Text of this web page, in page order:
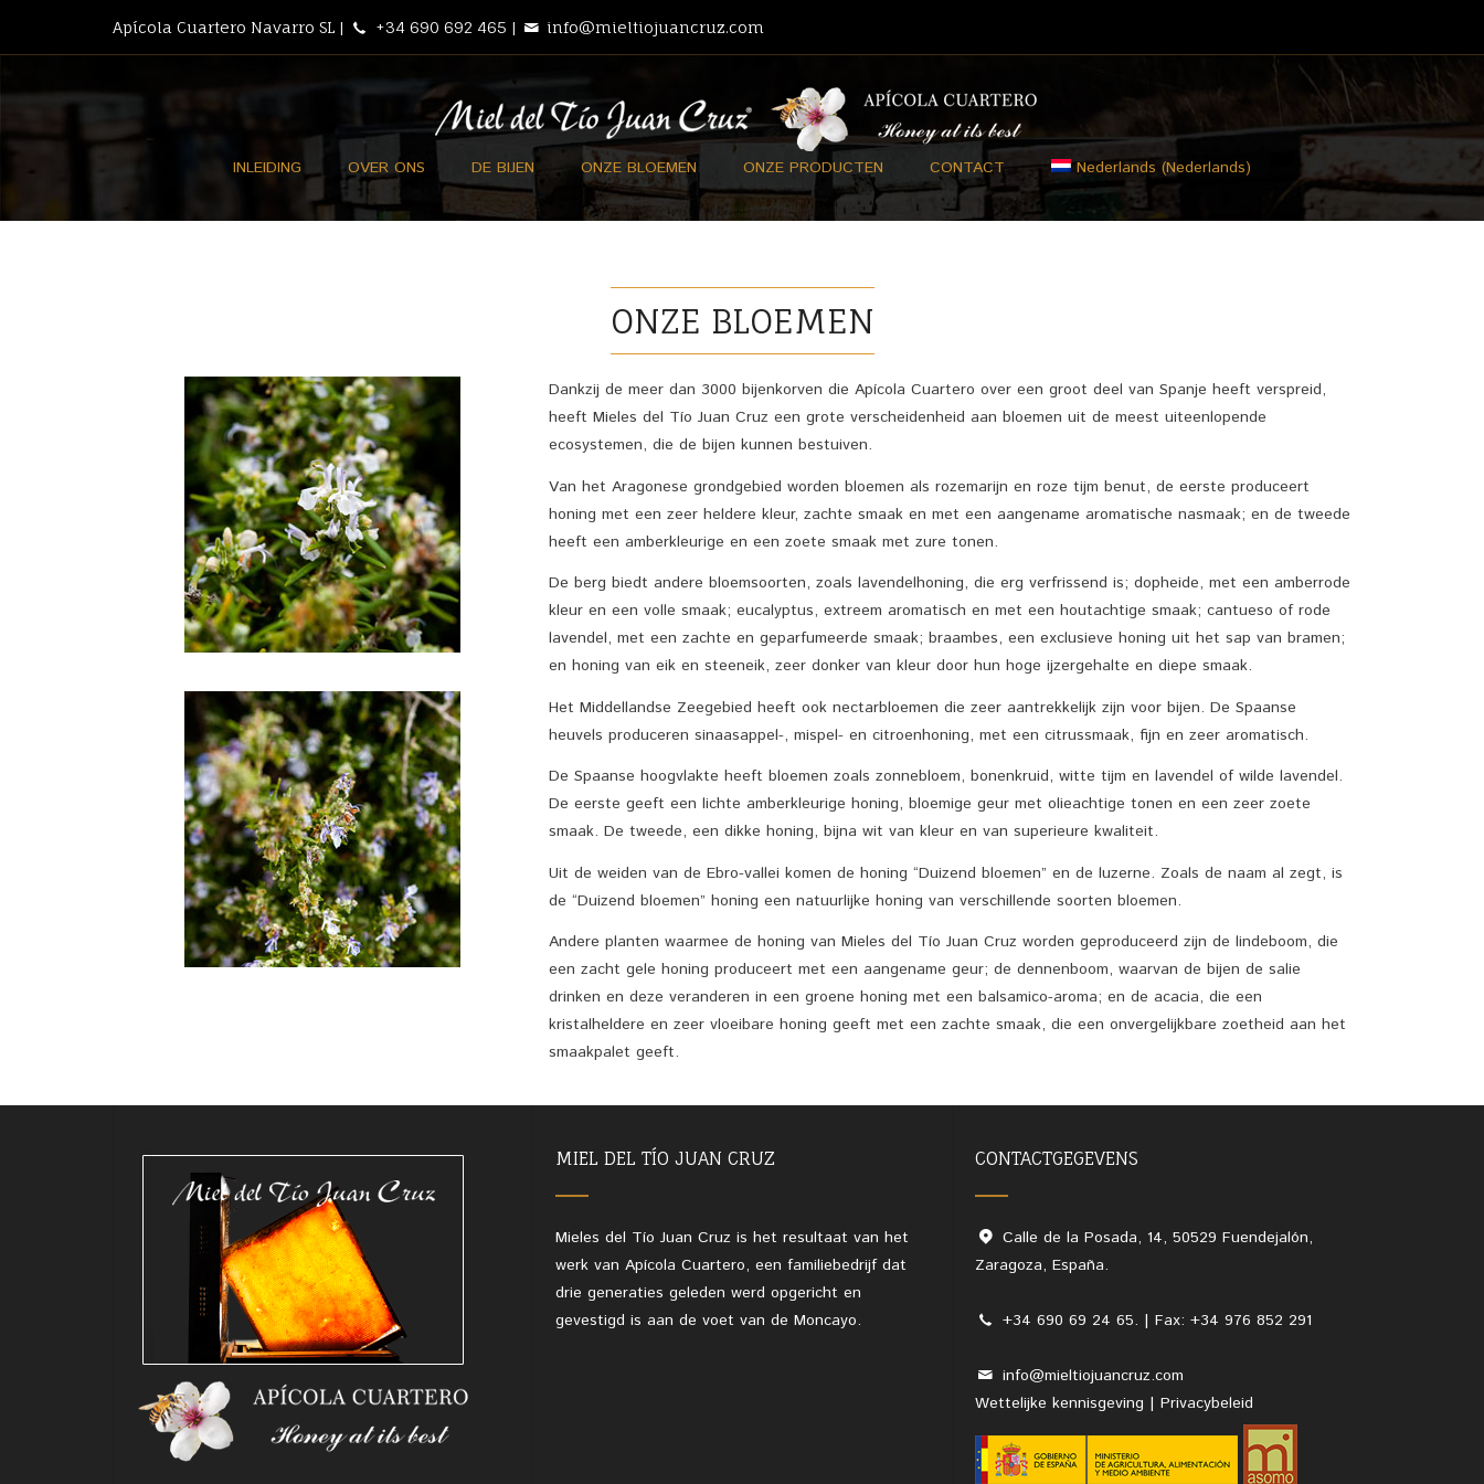
Apícola Cuartero Navarro SL | +34 690 692 465 | info@mieltiojuancruz.com
INLEIDING OVER ONS DE BIJEN ONZE BLOEMEN ONZE PRODUCTEN CONTACT Nederlands (Nederlands)
ONZE BLOEMEN
Dankzij de meer dan 3000 bijenkorven die Apícola Cuartero over een groot deel van Spanje heeft verspreid,
heeft Mieles del Tío Juan Cruz een grote verscheidenheid aan bloemen uit de meest uiteenlopende
ecosystemen, die de bijen kunnen bestuiven.
Van het Aragonese grondgebied worden bloemen als rozemarijn en roze tijm benut, de eerste produceert
honing met een zeer heldere kleur, zachte smaak en met een aangename aromatische nasmaak; en de tweede
heeft een amberkleurige en een zoete smaak met zure tonen.
De berg biedt andere bloemsoorten, zoals lavendelhoning, die erg verfrissend is; dopheide, met een amberrode
kleur en een volle smaak; eucalyptus, extreem aromatisch en met een houtachtige smaak; cantueso of rode
lavendel, met een zachte en geparfumeerde smaak; braambes, een exclusieve honing uit het sap van bramen;
en honing van eik en steeneik, zeer donker van kleur door hun hoge ijzergehalte en diepe smaak.
Het Middellandse Zeegebied heeft ook nectarbloemen die zeer aantrekkelijk zijn voor bijen. De Spaanse
heuvels produceren sinaasappel-, mispel- en citroenhoning, met een citrussmaak, fijn en zeer aromatisch.
De Spaanse hoogvlakte heeft bloemen zoals zonnebloem, bonenkruid, witte tijm en lavendel of wilde lavendel.
De eerste geeft een lichte amberkleurige honing, bloemige geur met olieachtige tonen en een zeer zoete
smaak. De tweede, een dikke honing, bijna wit van kleur en van superieure kwaliteit.
Uit de weiden van de Ebro-vallei komen de honing “Duizend bloemen” en de luzerne. Zoals de naam al zegt, is
de “Duizend bloemen” honing een natuurlijke honing van verschillende soorten bloemen.
Andere planten waarmee de honing van Mieles del Tío Juan Cruz worden geproduceerd zijn de lindeboom, die
een zacht gele honing produceert met een aangename geur; de dennenboom, waarvan de bijen de salie
drinken en deze veranderen in een groene honing met een balsamico-aroma; en de acacia, die een
kristalheldere en zeer vloeibare honing geeft met een zachte smaak, die een onvergelijkbare zoetheid aan het
smaakpalet geeft.
MIEL DEL TÍO JUAN CRUZ
Mieles del Tío Juan Cruz is het resultaat van het
werk van Apícola Cuartero, een familiebedrijf dat
drie generaties geleden werd opgericht en
gevestigd is aan de voet van de Moncayo.
CONTACTGEGEVENS
Calle de la Posada, 14, 50529 Fuendejalón,
Zaragoza, España.
+34 690 69 24 65. | Fax: +34 976 852 291
info@mieltiojuancruz.com
Wettelijke kennisgeving | Privacybeleid